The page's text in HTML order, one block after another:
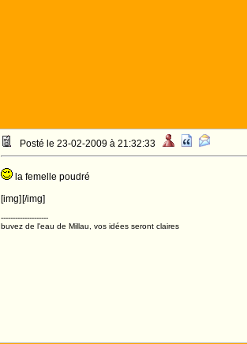
Posté le 23-02-2009 à 21:32:33
la femelle poudré
[img] [/img]
--------------------
buvez de l'eau de Millau, vos idées seront claires